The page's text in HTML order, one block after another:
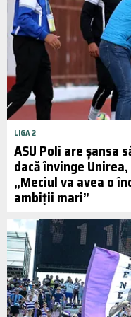
LIGA 2
ASU Poli are șansa
dacă învinge
„Meciul va avea o
ambiții mari”